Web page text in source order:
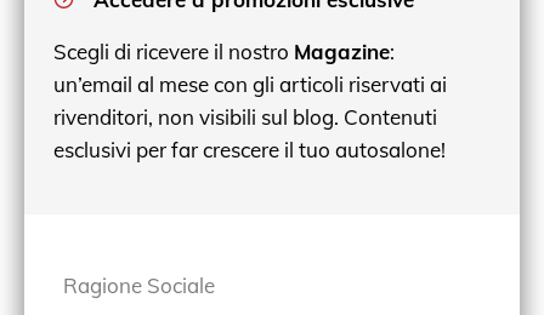
Scegli di ricevere il nostro Magazine:
un’email al mese con gli articoli riservati ai
rivenditori, non visibili sul blog. Contenuti
esclusivi per far crescere il tuo autosalone!
Ragione Sociale